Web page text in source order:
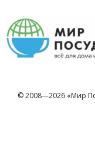
© 2008—2026 «Мир